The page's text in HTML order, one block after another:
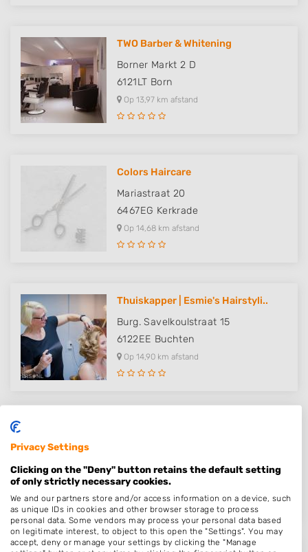
TWO Barber & Whitening
Borner Markt 2 D
6121LT Born
Op 13,97 km afstand
Colors Haircare
Mariastraat 20
6467EG Kerkrade
Op 14,68 km afstand
Thuiskapper | Esmie's Hairstyli..
Burg. Savelkoulstraat 15
6122EE Buchten
Op 14,90 km afstand
6464GM Kerkrade
Op 16,85 km afstand
Privacy Settings
Clicking on the "Deny" button retains the default setting
of only strictly necessary cookies.
We and our partners store and/or access information on a device, such
as unique IDs in cookies and other browser storage to process
personal data. Some vendors may process your personal data based
on legitimate interest, to object to this open the "Settings". You may
accept, deny or manage your settings by clicking the "Manage